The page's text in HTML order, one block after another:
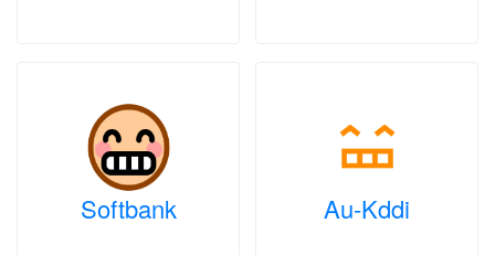
Softbank Au-Kddi